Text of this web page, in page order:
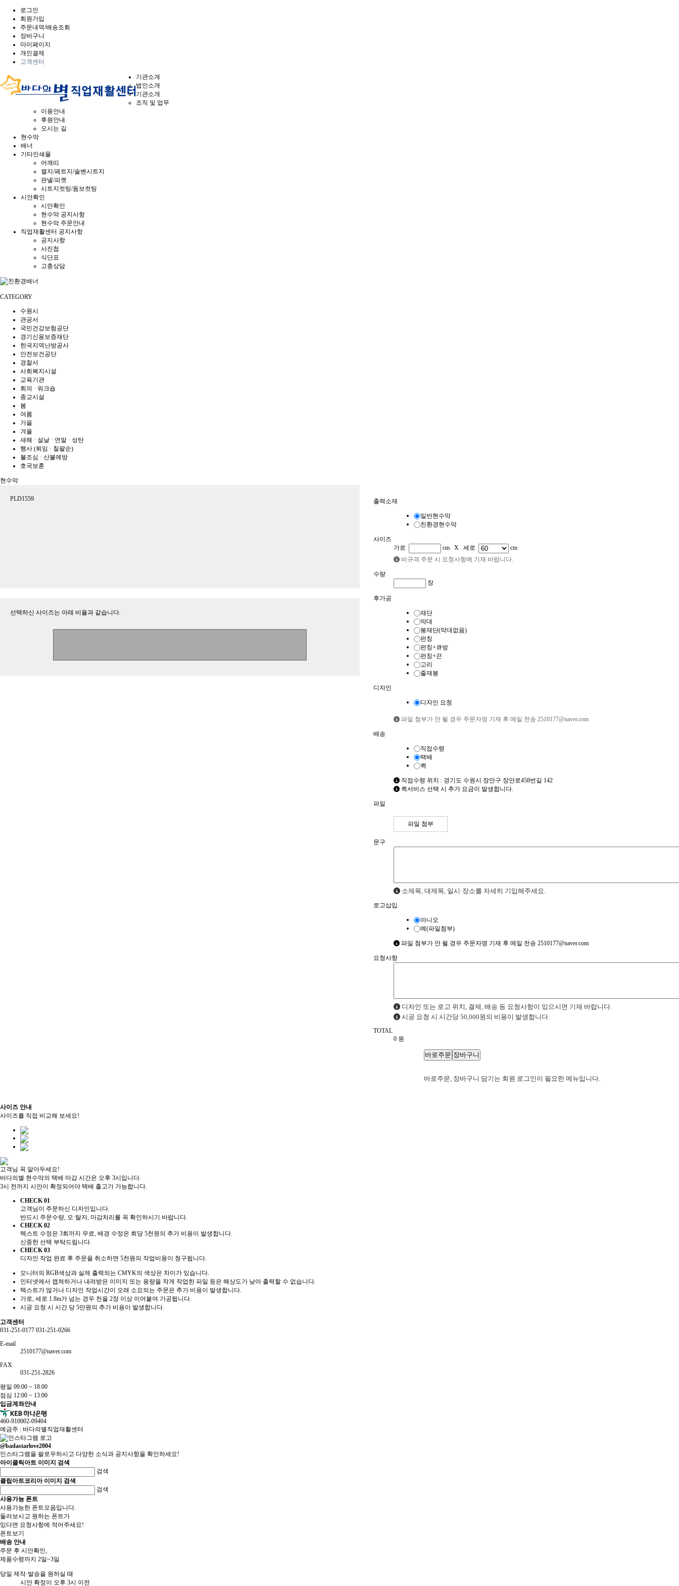
로그인
회원가입
주문내역/배송조회
장바구니
마이페이지
개인결제
고객센터
기관소개
법인소개
기관소개
조직 및 업무
이용안내
후원안내
오시는 길
현수막
배너
기타인쇄물
어깨띠
캘지/페트지/솔벤시트지
판넬/피켓
시트지컷팅/돔보컷팅
시안확인
시안확인
현수막 공지사항
현수막 주문안내
직업재활센터 공지사항
공지사항
사진첩
식단표
고충상담
CATEGORY
수원시
관공서
국민건강보험공단
경기신용보증재단
한국지역난방공사
안전보건공단
경찰서
사회복지시설
교육기관
회의 · 워크숍
종교시설
봄
여름
가을
겨울
새해 · 설날 · 연말 · 성탄
행사 (퇴임 · 칠팔순)
불조심 · 산불예방
호국보훈
현수막
PLD1559
선택하신 사이즈는 아래 비율과 같습니다.
출력소재
일반현수막
친환경현수막
사이즈
가로
cm X 세로
cm
비규격 주문 시 요청사항에 기재 바랍니다.
수량
장
후가공
재단
막대
봉재단(막대없음)
펀칭
펀칭+큐방
펀칭+끈
고리
줄재봉
디자인
디자인 요청
파일 첨부가 안 될 경우 주문자명 기재 후 메일 전송 2510177@naver.com
배송
직접수령
택배
퀵
직접수령 위치 : 경기도 수원시 장안구 장안로458번길 142
퀵서비스 선택 시 추가 요금이 발생합니다.
파일
파일 첨부
문구
소제목, 대제목, 일시·장소를 자세히 기입해주세요.
로고삽입
아니오
예(파일첨부)
파일 첨부가 안 될 경우 주문자명 기재 후 메일 전송 2510177@naver.com
요청사항
디자인 또는 로고 위치, 결제, 배송 등 요청사항이 있으시면 기재 바랍니다.
시공 요청 시 시간당 50,000원의 비용이 발생합니다.
TOTAL
0 원
바로주문, 장바구니 담기는 회원 로그인이 필요한 메뉴입니다.
사이즈 안내
사이즈를 직접 비교해 보세요!
고객님 꼭 알아두세요!
바다의별 현수막의 택배 마감 시간은 오후 3시입니다.
3시 전까지 시안이 확정되어야 택배 출고가 가능합니다.
CHECK 01
고객님이 주문하신 디자인입니다.
반드시 주문수량, 오·탈자, 마감처리를 꼭 확인하시기 바랍니다.
CHECK 02
텍스트 수정은 3회까지 무료, 배경 수정은 회당 5천원의 추가 비용이 발생합니다.
신중한 선택 부탁드립니다.
CHECK 03
디자인 작업 완료 후 주문을 취소하면 5천원의 작업비용이 청구됩니다.
모니터의 RGB색상과 실제 출력되는 CMYK의 색상은 차이가 있습니다.
인터넷에서 캡쳐하거나 내려받은 이미지 또는 용량을 작게 작업한 파일 등은 해상도가 낮아 출력할 수 없습니다.
텍스트가 많거나 디자인 작업시간이 오래 소요되는 주문은 추가 비용이 발생합니다.
가로, 세로 1.8m가 넘는 경우 천을 2장 이상 이어붙여 가공됩니다.
시공 요청 시 시간 당 5만원의 추가 비용이 발생합니다.
고객센터
031-251-0177 031-251-0266
E-mail
2510177@naver.com
FAX
031-251-2826
평일 09:00 ~ 18:00
점심 12:00 ~ 13:00
입금계좌안내
460-910002-09404
예금주 : 바다의별직업재활센터
@badastarlove2004
인스타그램을 팔로우하시고 다양한 소식과 공지사항을 확인하세요!
아이클릭아트 이미지 검색
검색
클립아트코리아 이미지 검색
검색
사용가능 폰트
사용가능한 폰트모음입니다.
둘러보시고 원하는 폰트가
있다면 요청사항에 적어주세요!
폰트보기
배송 안내
주문 후 시안확인,
제품수령까지 2일~3일
당일 제작·발송을 원하실 때
시안 확정이 오후 3시 이전